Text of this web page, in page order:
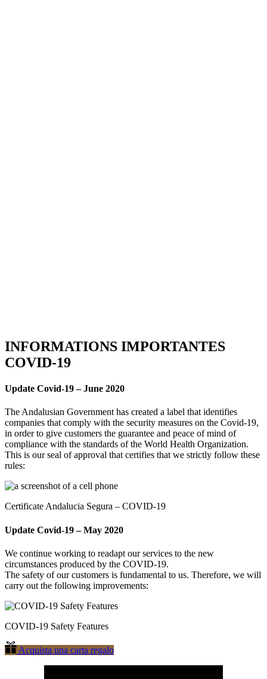
INFORMATIONS IMPORTANTES
COVID-19
Update Covid-19 –June 2020
The Andalusian Government has created a label that identifies
companies that comply with the security measures on the Covid-19,
in order to give customers the guarantee and peace of mind of
compliance with the standards of the World Health Organization.
This is our seal of approval that certifies that we strictly follow these
rules:
Certificate Andalucia Segura – COVID-19
Update Covid-19 –May 2020
We continue working to readapt our services to the new
circumstances produced by the COVID-19.
The safety of our customers is fundamental to us. Therefore, we will
carry out the following improvements:
COVID-19 Safety Features
Acquista una carta regalo